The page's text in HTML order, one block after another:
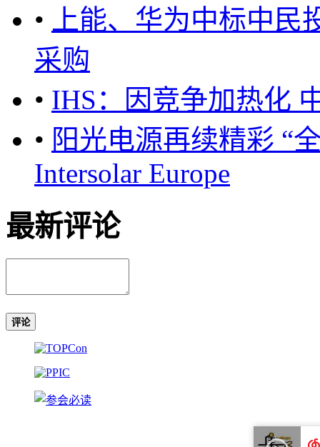
•
上能、华为中标中
采购
• IHS：因竞争加热化
• 阳光电源再续精彩 “
Intersolar Europe
最新评论
评论